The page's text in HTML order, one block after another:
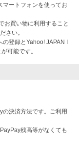
マートフォンを使ってお
お買い物に利用すること
さい。
登録とYahoo! JAPAN I
可能です。
決済方法です。ご利用
残高等がなくても